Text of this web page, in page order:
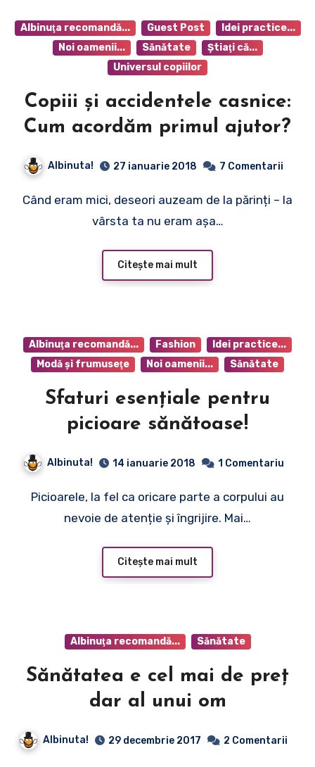
Albinuţa recomandă... Guest Post
Idei practice...
Noi oamenii...
Sănătate
Ştiaţi că...
Universul copiilor
Copiii și accidentele casnice:
Cum acordăm primul ajutor?
Albinuta! 27 ianuarie 2018 7 Comentarii
Când eram mici, deseori auzeam de la părinți – la
vârsta ta nu eram așa…
Citește mai mult
Albinuţa recomandă... Fashion
Idei practice...
Modă şi frumuseţe
Noi oamenii... Sănătate
Sfaturi esențiale pentru
picioare sănătoase!
Albinuta! 14 ianuarie 2018 1 Comentariu
Picioarele, la fel ca oricare parte a corpului au
nevoie de atenție și îngrijire. Mai…
Citește mai mult
Albinuţa recomandă... Sănătate
Sănătatea e cel mai de preţ
dar al unui om
Albinuta! 29 decembrie 2017 2 Comentarii